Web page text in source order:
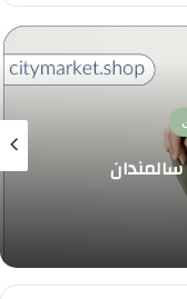
و سلامت
مغز و حافظه | چرا کم
مختل می کند و راه حل